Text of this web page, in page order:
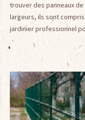
trouver des panneaux
largeurs, ils sont
jardinier professionnel